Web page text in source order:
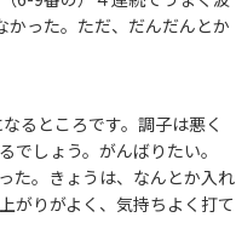
かった。ただ、だんだんとか
るところです。調子は悪く
しょう。がんばりたい。
た。きょうは、なんとか入れ
がりがよく、気持ちよく打て